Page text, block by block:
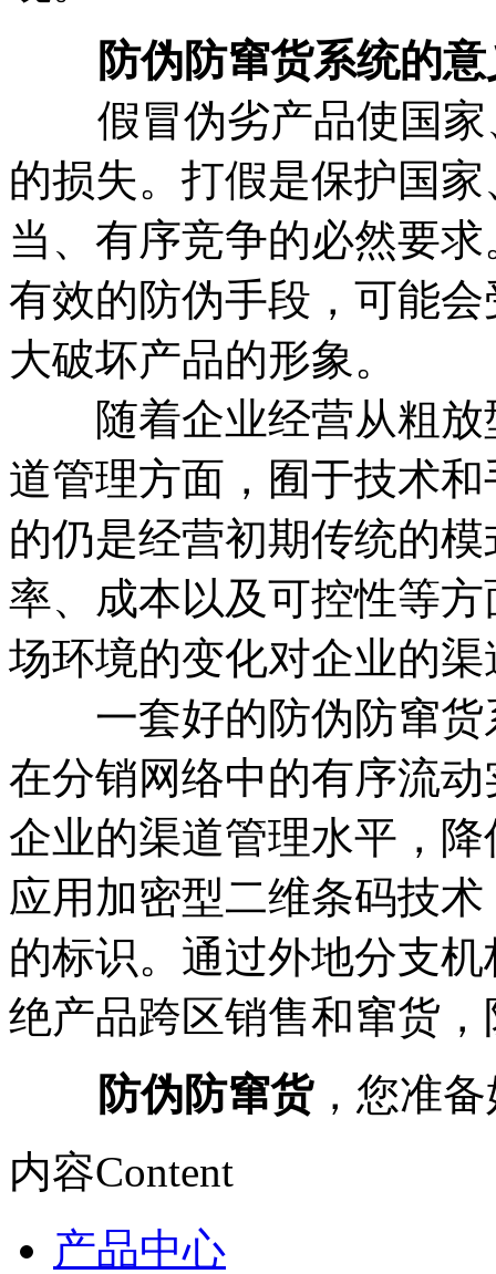
防伪防窜货系统的
假冒伪劣产品使国家
的损失。打假是保护国
当、有序竞争的必然要
有效的防伪手段，可能
大破坏产品的形象。
随着企业经营从粗放
道管理方面，囿于技术
的仍是经营初期传统的
率、成本以及可控性等
场环境的变化对企业的
一套好的防伪防窜货
在分销网络中的有序流
企业的渠道管理水平，
应用加密型二维条码技
的标识。通过外地分支
绝产品跨区销售和窜货
防伪防窜货，您准
内容Content
产品中心